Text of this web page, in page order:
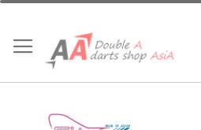
跳
內
容